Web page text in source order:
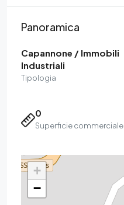
Panoramica
Capannone / Immobili
Industriali
Tipologia
0
Superficie commerciale
+
−